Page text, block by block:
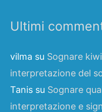
Ultimi
vilma su Sognare
interpretazione del
Tanis su Sognare
interpretazione e